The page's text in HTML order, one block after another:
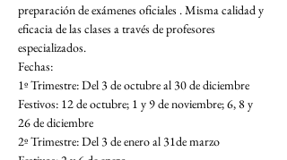
preparación de exámenes oficiales . Misma calidad y
eficacia de las clases a través de profesores
especializados.
Fechas:
1º Trimestre: Del 3 de octubre al 30 de diciembre
Festivos: 12 de octubre; 1 y 9 de noviembre; 6, 8 y
26 de diciembre
2º Trimestre: Del 3 de enero al 31de marzo